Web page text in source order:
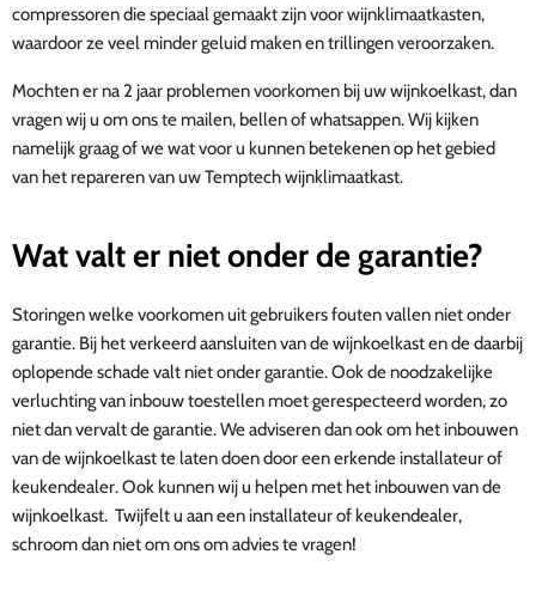
compressoren die speciaal gemaakt zijn voor wijnklimaatkasten,
waardoor ze veel minder geluid maken en trillingen veroorzaken.
Mochten er na 2 jaar problemen voorkomen bij uw wijnkoelkast, dan
vragen wij u om ons te mailen, bellen of whatsappen. Wij kijken
namelijk graag of we wat voor u kunnen betekenen op het gebied
van het repareren van uw Temptech wijnklimaatkast.
Wat valt er niet onder de garantie?
Storingen welke voorkomen uit gebruikers fouten vallen niet onder
garantie. Bij het verkeerd aansluiten van de wijnkoelkast en de daarbij
oplopende schade valt niet onder garantie. Ook de noodzakelijke
verluchting van inbouw toestellen moet gerespecteerd worden, zo
niet dan vervalt degarantie. We adviseren dan ook om het inbouwen
van de wijnkoelkast te laten doen door een erkende installateur of
keukendealer.Ook kunnen wij u helpen met het inbouwen van de
wijnkoelkast. Twijfelt u aan een installateur of keukendealer,
schroom dan niet om ons om advies te vragen!